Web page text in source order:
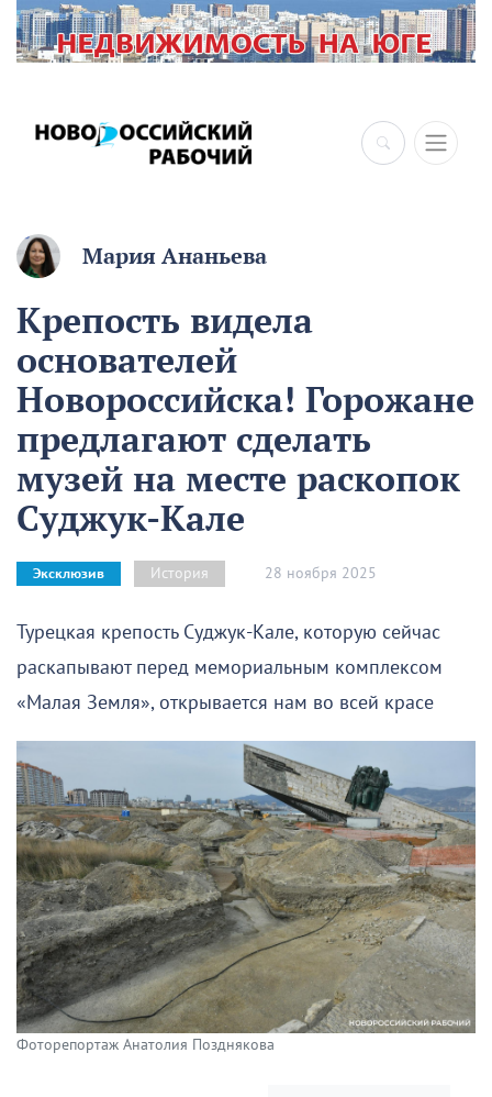
×
Мария Ананьева
Крепость видела
основателей
Новороссийска! Горожане
предлагают сделать
музей на месте раскопок
Суджук-Кале
Эксклюзив История 28 ноября 2025
Турецкая крепость Суджук-Кале, которую сейчас
раскапывают перед мемориальным комплексом
«Малая Земля», открывается нам во всей красе
Фоторепортаж Анатолия Позднякова